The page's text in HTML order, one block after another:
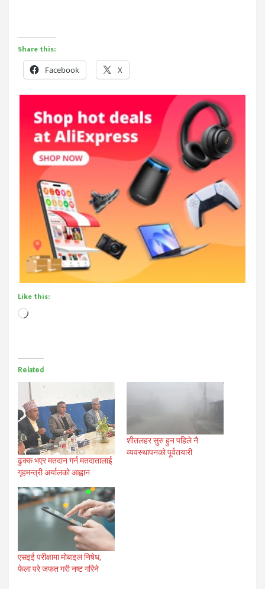
Share this:
Facebook X
Like this:
Loading…
Related
ढुक्क भएर मतदान गर्न मतदातालाई
गृहमन्त्री अर्यालको आह्वान
शीतलहर सुरु हुन पहिले नै
व्यवस्थापनको पूर्वतयारी
एसइई परीक्षामा मोबाइल निषेध,
फेला परे जफत गरी नष्ट गरिने